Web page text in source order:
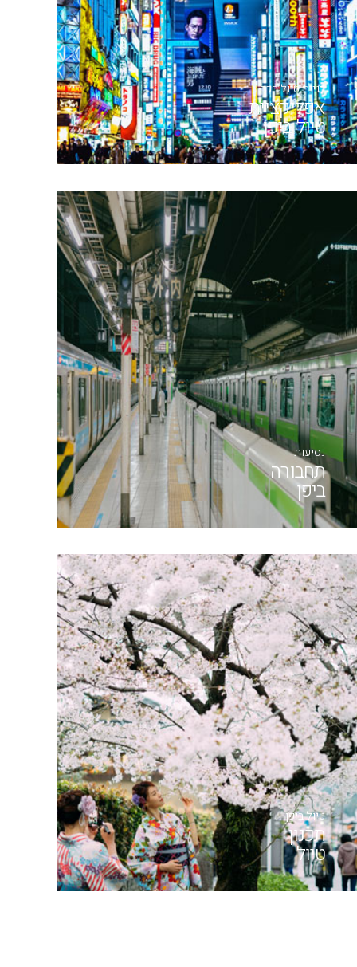
בניית טיול חכם
אפליקציית
טיול ביפן
נסיעות
תחבורה
ביפן
טיול ביפן
תכנון
טיול